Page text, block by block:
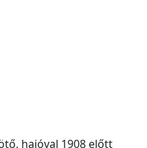
hajóval 1908 előtt